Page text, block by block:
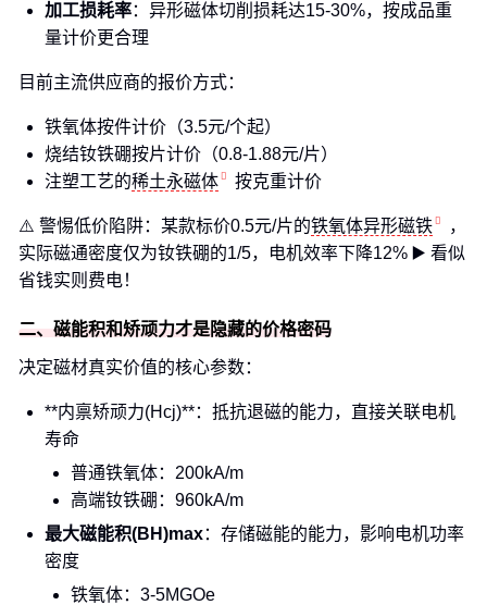
加工损耗率：异形磁体切削损耗达15-30%，按成品重
量计价更合理
目前主流供应商的报价方式：
铁氧体按件计价（3.5元/个起）
烧结钕铁硼按片计价（0.8-1.88元/片）
注塑工艺的稀土永磁体 按克重计价
⚠️ 警惕低价陷阱：某款标价0.5元/片的铁氧体异形磁铁
，
实际磁通密度仅为钕铁硼的1/5，电机效率下降12% ▶️ 看似
省钱实则费电！
二、磁能积和矫顽力才是隐藏的价格密码
决定磁材真实价值的核心参数：
**内禀矫顽力(Hcj)**：抵抗退磁的能力，直接关联电机
寿命
普通铁氧体：200kA/m
高端钕铁硼：960kA/m
最大磁能积(BH)max：存储磁能的能力，影响电机功率
密度
铁氧体：3-5MGOe